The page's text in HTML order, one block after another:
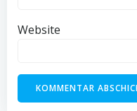
Website